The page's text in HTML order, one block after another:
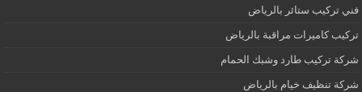
فني تركيب ستائر بالرياض
تركيب كاميرات مراقبة بالرياض
شركة تركيب طارد وشبك الحمام
شركة تنظيف خيام بالرياض